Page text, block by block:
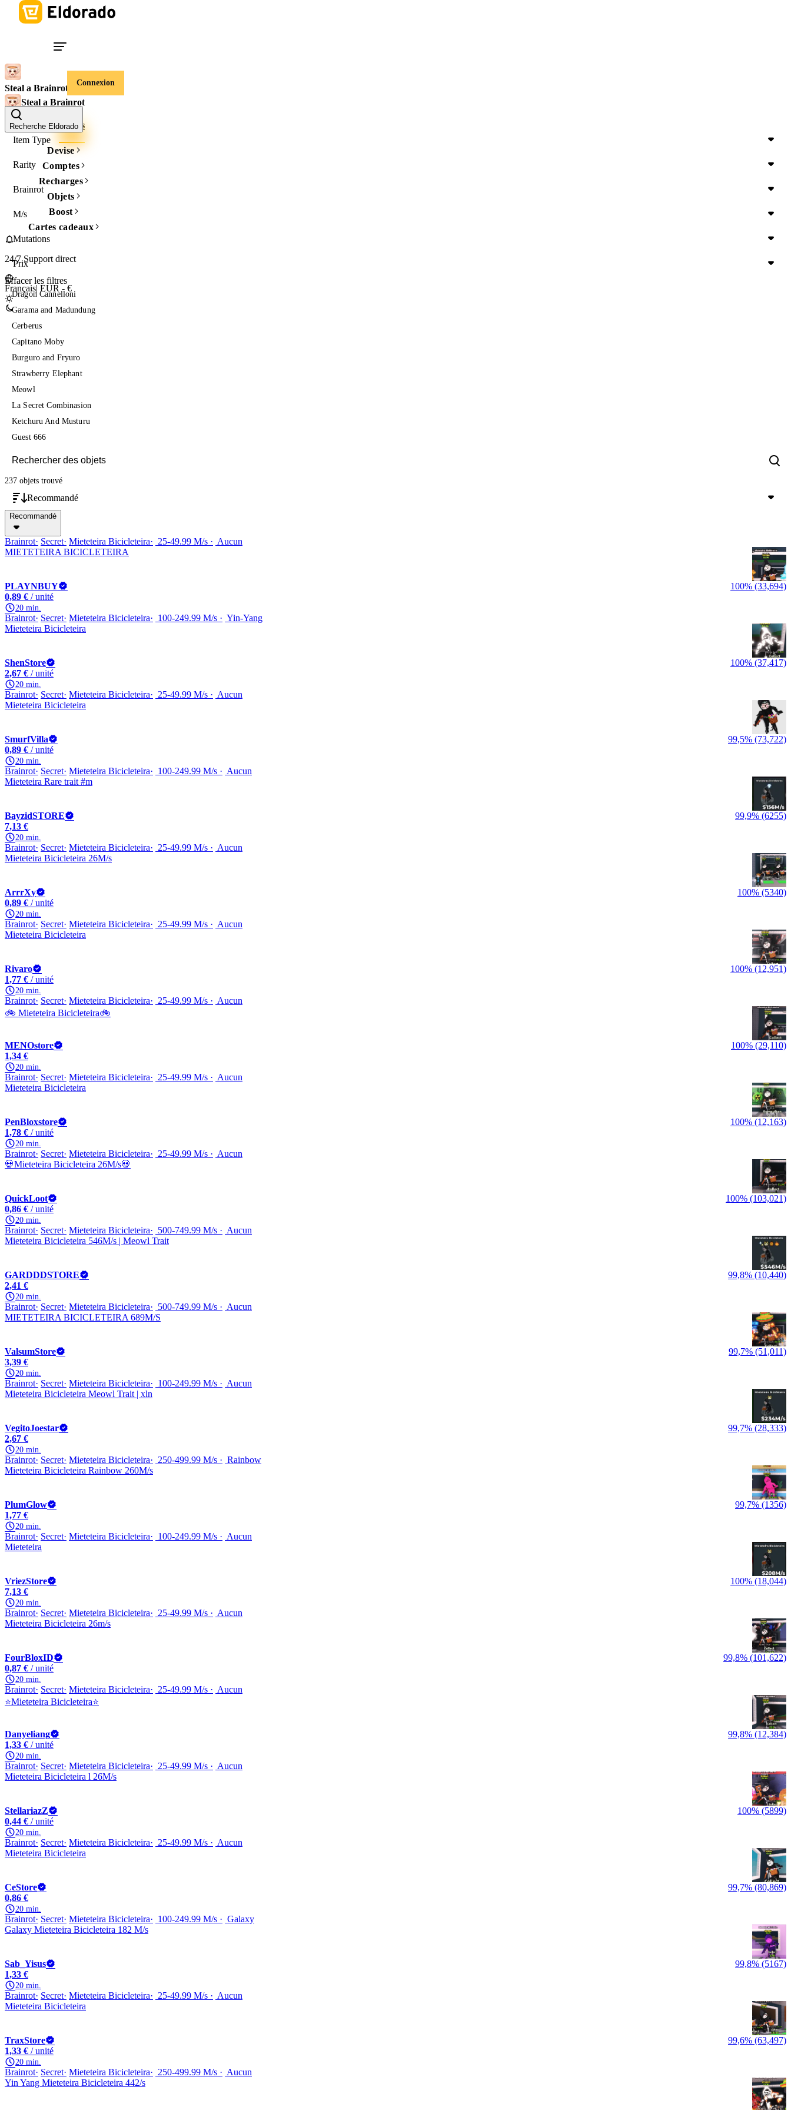
Connexion
Recherche Eldorado
Devise
Comptes
Recharges
Objets
Boost
Cartes cadeaux
24/7 Support direct
Français| EUR - €
Steal a Brainrot
Steal a Brainrot
Comptes
Objets
Item Type
Rarity
Brainrot
M/s
Mutations
Prix
Effacer les filtres
Dragon Cannelloni
Garama and Madundung
Cerberus
Capitano Moby
Burguro and Fryuro
Strawberry Elephant
Meowl
La Secret Combinasion
Ketchuru And Musturu
Guest 666
237 objets trouvé
Recommandé
Recommandé
Brainrot Secret Mieteteira Bicicleteira 25-49.99 M/s
Aucun
MIETETEIRA BICICLETEIRA
PLAYNBUY
100% (33,694)
0,89 € / unité
20 min.
Brainrot Secret Mieteteira Bicicleteira 100-249.99 M/s
Yin-Yang
Mieteteira Bicicleteira
ShenStore
100% (37,417)
2,67 € / unité
20 min.
Brainrot Secret Mieteteira Bicicleteira 25-49.99 M/s
Aucun
Mieteteira Bicicleteira
SmurfVilla
99,5% (73,722)
0,89 € / unité
20 min.
Brainrot Secret Mieteteira Bicicleteira 100-249.99 M/s
Aucun
Mieteteira Rare trait #m
BayzidSTORE
99,9% (6255)
7,13 €
20 min.
Brainrot Secret Mieteteira Bicicleteira 25-49.99 M/s
Aucun
Mieteteira Bicicleteira 26M/s
ArrrXy
100% (5340)
0,89 € / unité
20 min.
Brainrot Secret Mieteteira Bicicleteira 25-49.99 M/s
Aucun
Mieteteira Bicicleteira
Rivaro
100% (12,951)
1,77 € / unité
20 min.
Brainrot Secret Mieteteira Bicicleteira 25-49.99 M/s
Aucun
🚲 Mieteteira Bicicleteira🚲
MENOstore
100% (29,110)
1,34 €
20 min.
Brainrot Secret Mieteteira Bicicleteira 25-49.99 M/s
Aucun
Mieteteira Bicicleteira
PenBloxstore
100% (12,163)
1,78 € / unité
20 min.
Brainrot Secret Mieteteira Bicicleteira 25-49.99 M/s
Aucun
💀Mieteteira Bicicleteira 26M/s💀
QuickLoot
100% (103,021)
0,86 € / unité
20 min.
Brainrot Secret Mieteteira Bicicleteira 500-749.99 M/s
Aucun
Mieteteira Bicicleteira 546M/s | Meowl Trait
GARDDDSTORE
99,8% (10,440)
2,41 €
20 min.
Brainrot Secret Mieteteira Bicicleteira 500-749.99 M/s
Aucun
MIETETEIRA BICICLETEIRA 689M/S
ValsumStore
99,7% (51,011)
3,39 €
20 min.
Brainrot Secret Mieteteira Bicicleteira 100-249.99 M/s
Aucun
Mieteteira Bicicleteira Meowl Trait | xln
VegitoJoestar
99,7% (28,333)
2,67 €
20 min.
Brainrot Secret Mieteteira Bicicleteira 250-499.99 M/s
Rainbow
Mieteteira Bicicleteira Rainbow 260M/s
PlumGlow
99,7% (1356)
1,77 €
20 min.
Brainrot Secret Mieteteira Bicicleteira 100-249.99 M/s
Aucun
Mieteteira
VriezStore
100% (18,044)
7,13 €
20 min.
Brainrot Secret Mieteteira Bicicleteira 25-49.99 M/s
Aucun
Mieteteira Bicicleteira 26m/s
FourBloxID
99,8% (101,622)
0,87 € / unité
20 min.
Brainrot Secret Mieteteira Bicicleteira 25-49.99 M/s
Aucun
⭐Mieteteira Bicicleteira⭐
Danyeliang
99,8% (12,384)
1,33 € / unité
20 min.
Brainrot Secret Mieteteira Bicicleteira 25-49.99 M/s
Aucun
Mieteteira Bicicleteira l 26M/s
StellariazZ
100% (5899)
0,44 € / unité
20 min.
Brainrot Secret Mieteteira Bicicleteira 25-49.99 M/s
Aucun
Mieteteira Bicicleteira
CeStore
99,7% (80,869)
0,86 €
20 min.
Brainrot Secret Mieteteira Bicicleteira 100-249.99 M/s
Galaxy
Galaxy Mieteteira Bicicleteira 182 M/s
Sab_Yisus
99,8% (5167)
1,33 €
20 min.
Brainrot Secret Mieteteira Bicicleteira 25-49.99 M/s
Aucun
Mieteteira Bicicleteira
TraxStore
99,6% (63,497)
1,33 € / unité
20 min.
Brainrot Secret Mieteteira Bicicleteira 250-499.99 M/s
Aucun
Yin Yang Mieteteira Bicicleteira 442/s